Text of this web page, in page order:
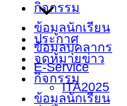
ประกาศ
จดหมายข่าว
กิจกรรม
ข้อมูลนักเรียน
กิจกรรม
ข้อมูลนักเรียน
ข้อมูลบุคลากร
E-Service
ITA2025